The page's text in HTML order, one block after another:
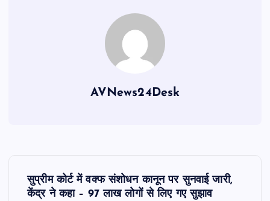
AVNews24Desk
सुप्रीम कोर्ट में वक्फ संशोधन कानून पर सुनवाई जारी,
केंद्र ने कहा – 97 लाख लोगों से लिए गए सुझाव